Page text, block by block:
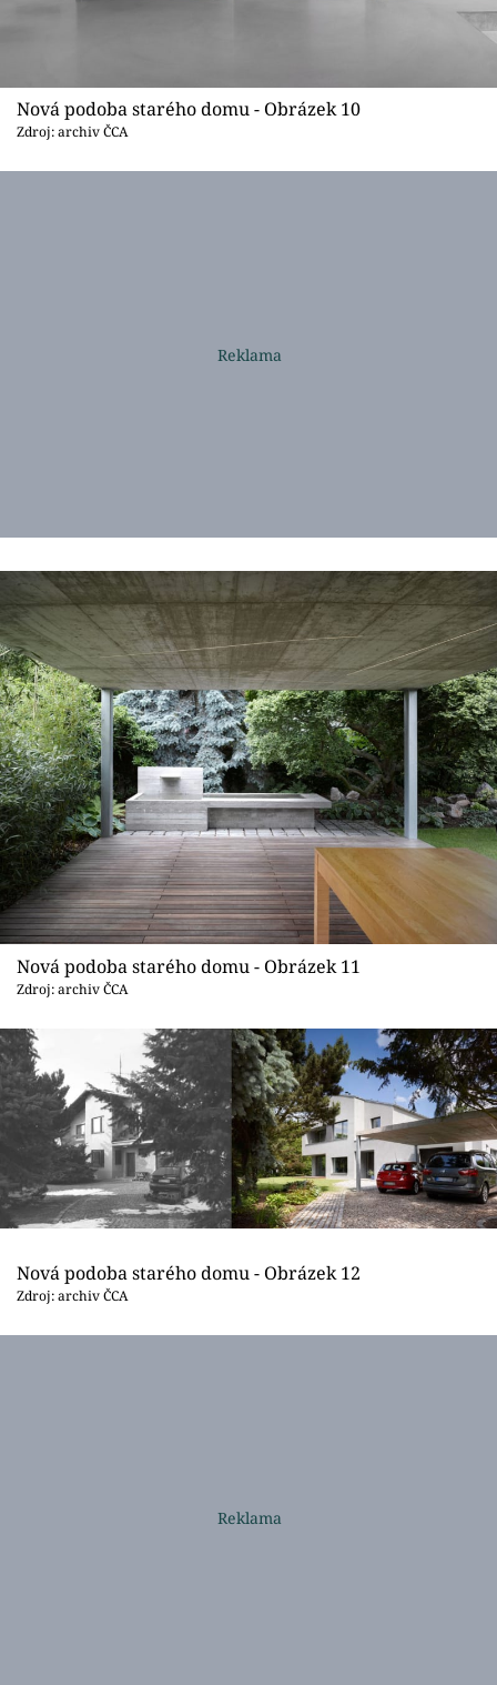
Nová podoba starého domu - Obrázek 10
Zdroj: archiv ČCA
Nová podoba starého domu - Obrázek 11
Zdroj: archiv ČCA
Nová podoba starého domu - Obrázek 12
Zdroj: archiv ČCA